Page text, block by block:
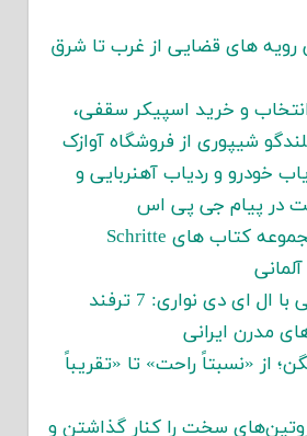
های قضایی از غرب تا شرق
و خرید اسپیکر سقفی،
شیپوری از فروشگاه آوازک
خودرو و ردیاب آهنربایی و
در پیام جی پی اس
دانلود رایگان مجموعه کتاب های Schritte
نورپردازی مخفی با ال ای دی نواری: 7 ترفند
مدرن ایرانی
از «نسبتاً راحت» تا «تقریباً
زنان 2025 روتین‌های سخت را کنار گذاشتن و